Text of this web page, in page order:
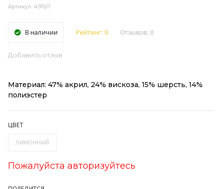
Артикул: 4915/1
В наличии Рейтинг: 0 Отзывов: 0
Добавить отзыв
Материал: 47% акрил, 24% вискоза, 15% шерсть, 14%
полиэстер
ЦВЕТ
ЛИМОННЫЙ
Пожалуйста авторизуйтесь